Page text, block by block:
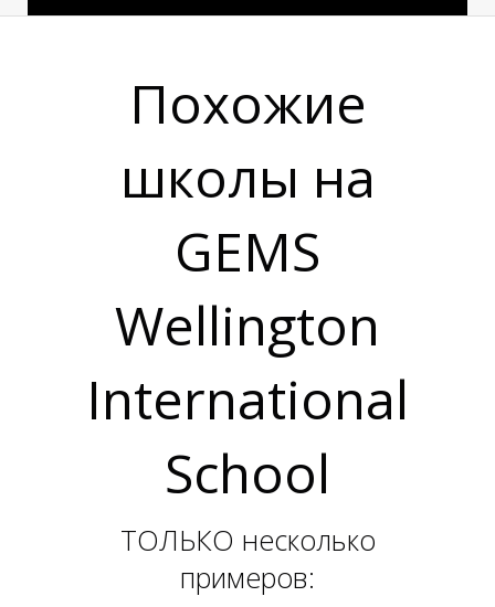
И
Похожие
школы на
GEMS
Wellington
International
School
ТОЛЬКО несколько
примеров: